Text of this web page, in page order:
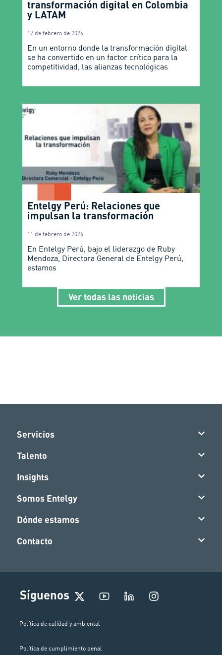
transformación digital en Colombia
y LATAM
17 de febrero de 2026
En un entorno donde la transformación digital
se ha convertido en un factor crítico para la
competitividad, las alianzas tecnológicas
Entelgy Perú: Relaciones que
impulsan la transformación
11 de febrero de 2026
En Entelgy Perú, bajo el liderazgo de Ruby
Mendoza, Directora General de Entelgy Perú,
estamos
Ver todas las noticias
Servicios
Talento
Insights
Somos Entelgy
Dónde estamos
Contacto
Síguenos
I
n
Política de calidad y ambiental
Política de cumplimiento penal